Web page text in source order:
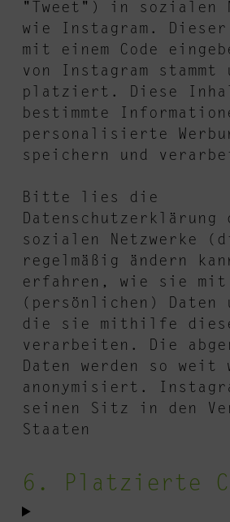
"Tweet") in sozialen
wie Instagram.
mit einem Code
von Instagram stammt
platziert. Diese
bestimmte
personalisierte
speichern und
Bitte lies die
Datenschutzerklärung
sozialen Netzwerke
regelmäßig ändern
erfahren, wie sie mit
(persönlichen) Daten
die sie mithilfe
verarbeiten. Die
Daten werden so weit
anonymisiert.
seinen Sitz in den
Staaten
6. Platzierte